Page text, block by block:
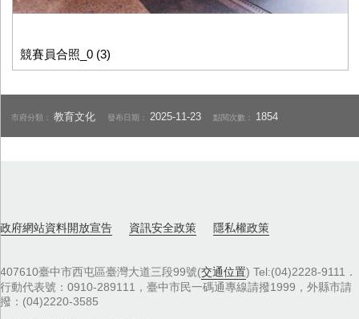
競賽員合照_0 (3)
市府分類：教育文化 發布日期：2025-11-23 點閱次數： 1854
政府網站資料開放宣告 資訊安全政策 隱私權政策
407610臺中市西屯區臺灣大道三段99號(交通位置) Tel:(04)2228-9111．
行動代表號：0910-289111，臺中市民一碼通專線請撥1999，外縣市請
撥：(04)2220-3585